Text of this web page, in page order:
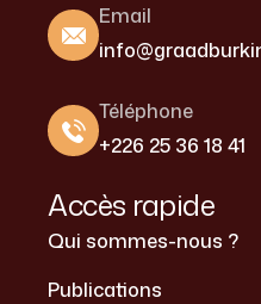
Email
Téléphone
+226 25 36 18 41
Accès rapide
Qui sommes-nous ?
Publications